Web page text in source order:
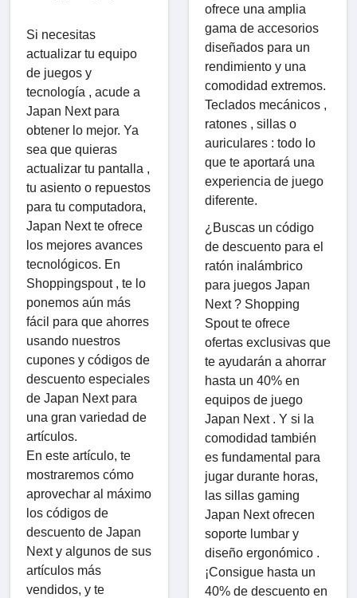
Si necesitas
actualizar tu equipo
de juegos y
tecnología , acude a
Japan Next para
obtener lo mejor. Ya
sea que quieras
actualizar tu pantalla ,
tu asiento o repuestos
para tu computadora,
Japan Next te ofrece
los mejores avances
tecnológicos. En
Shoppingspout , te lo
ponemos aún más
fácil para que ahorres
usando nuestros
cupones y códigos de
descuento especiales
de Japan Next para
una gran variedad de
artículos.
En este artículo, te
mostraremos cómo
aprovechar al máximo
los códigos de
descuento de Japan
Next y algunos de sus
artículos más
vendidos, y te
ofrece una amplia
gama de accesorios
diseñados para un
rendimiento y una
comodidad extremos.
Teclados mecánicos ,
ratones , sillas o
auriculares : todo lo
que te aportará una
experiencia de juego
diferente.
¿Buscas un código
de descuento para el
ratón inalámbrico
para juegos Japan
Next ? Shopping
Spout te ofrece
ofertas exclusivas que
te ayudarán a ahorrar
hasta un 40% en
equipos de juego
Japan Next . Y si la
comodidad también
es fundamental para
jugar durante horas,
las sillas gaming
Japan Next ofrecen
soporte lumbar y
diseño ergonómico .
¡Consigue hasta un
40% de descuento en